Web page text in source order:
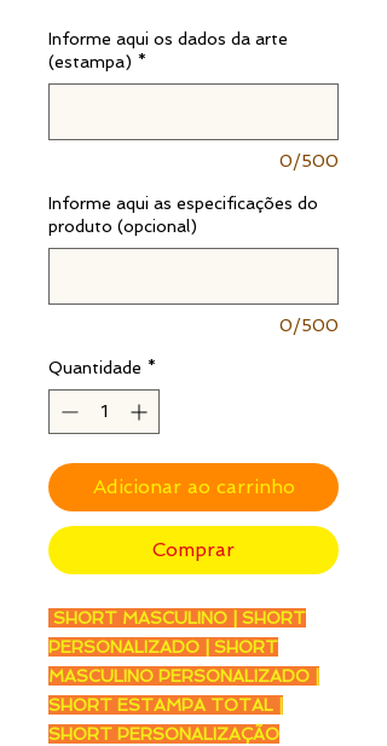
Informe aqui os dados da arte
(estampa) *
0/500
Informe aqui as especificações do
produto (opcional)
0/500
Quantidade *
Adicionar ao carrinho
Comprar
SHORT MASCULINO | SHORT
PERSONALIZADO | SHORT
MASCULINO PERSONALIZADO |
SHORT ESTAMPA TOTAL |
SHORT PERSONALIZAÇÃO